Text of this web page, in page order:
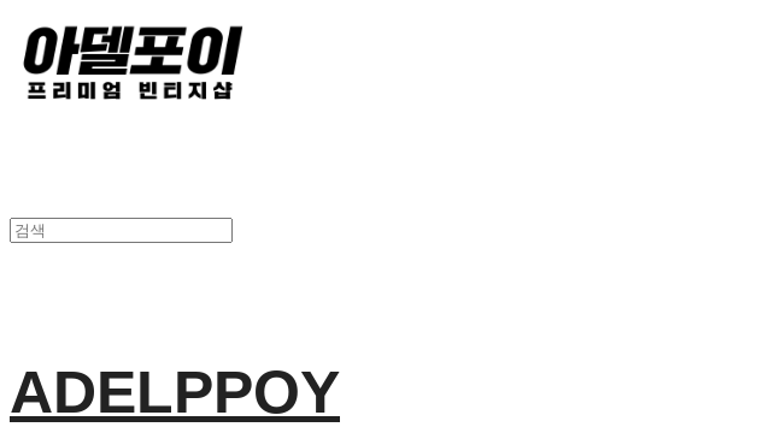
ADELPPOY